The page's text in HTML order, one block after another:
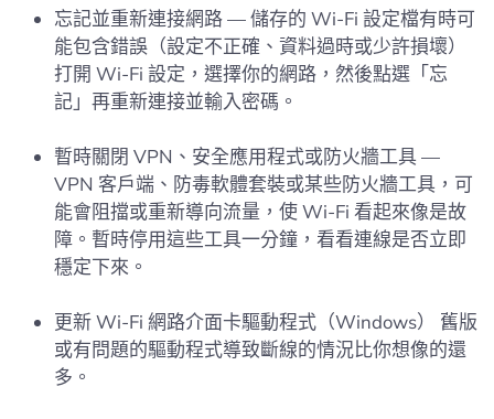
忘記並重新連接網路 — 儲存的 Wi-Fi 設定檔有時可
能包含錯誤（設定不正確、資料過時或少許損壞）
打開 Wi-Fi 設定，選擇你的網路，然後點選「忘
記」再重新連接並輸入密碼。
暫時關閉 VPN、安全應用程式或防火牆工具 —
VPN 客戶端、防毒軟體套裝或某些防火牆工具，可
能會阻擋或重新導向流量，使 Wi-Fi 看起來像是故
障。暫時停用這些工具一分鐘，看看連線是否立即
穩定下來。
更新 Wi-Fi 網路介面卡驅動程式（Windows） 舊版
或有問題的驅動程式導致斷線的情況比你想像的還
多。